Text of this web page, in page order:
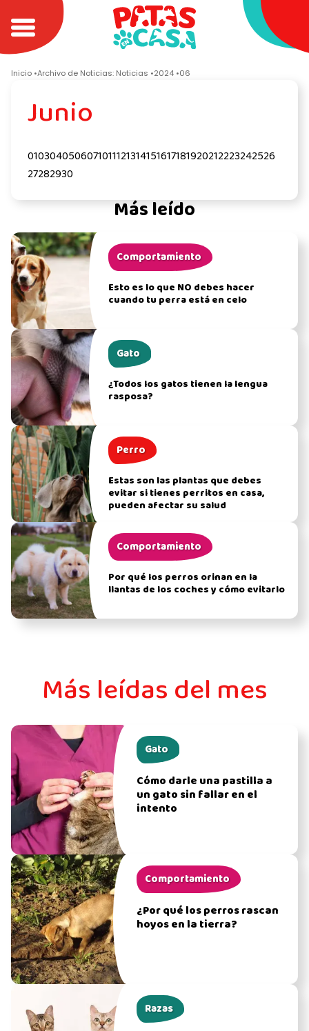
Inicio Archivo de Noticias: Noticias 2024 06
Junio
0103040506071011121314151617181920212223242526
27282930
Más leído
Comportamiento
Esto es lo que NO debes hacer
cuando tu perra está en celo
Gato
¿Todos los gatos tienen la lengua
rasposa?
Perro
Estas son las plantas que debes
evitar si tienes perritos en casa,
pueden afectar su salud
Comportamiento
Por qué los perros orinan en la
llantas de los coches y cómo evitarlo
Más leídas del mes
Gato
Cómo darle una pastilla a
un gato sin fallar en el
intento
Comportamiento
¿Por qué los perros rascan
hoyos en la tierra?
Razas